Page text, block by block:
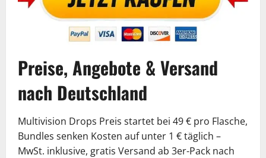
Preise, Angebote & Versand
nach Deutschland
Multivision Drops Preis startet bei 49 € pro Flasche,
Bundles senken Kosten auf unter 1 € täglich –
MwSt. inklusive, gratis Versand ab 3er-Pack nach